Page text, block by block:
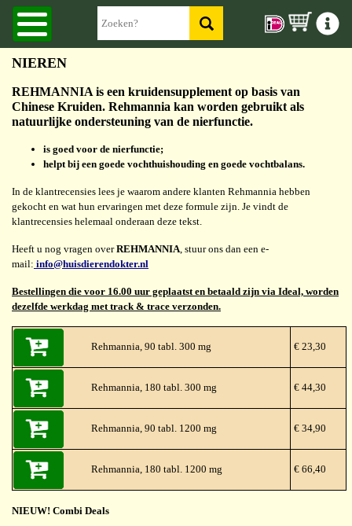
NIEREN
REHMANNIA is een kruidensupplement op basis van
Chinese Kruiden. Rehmannia kan worden gebruikt als
natuurlijke ondersteuning van de nierfunctie.
is goed voor de nierfunctie;
helpt bij een goede vochthuishouding en goede vochtbalans.
In de klantrecensies lees je waarom andere klanten Rehmannia hebben
gekocht en wat hun ervaringen met deze formule zijn. Je vindt de
klantrecensies helemaal onderaan deze tekst.
Heeft u nog vragen overREHMANNIA, stuur ons dan een e-
mail: info@huisdierendokter.nl
Bestellingen die voor 16.00 uur geplaatst en betaald zijn via Ideal, worden
dezelfde werkdag met track & trace verzonden.
Rehmannia, 90 tabl. 300 mg € 23,30
Rehmannia, 180 tabl. 300 mg € 44,30
Rehmannia, 90 tabl. 1200 mg € 34,90
Rehmannia, 180 tabl. 1200 mg € 66,40
NIEUW! Combi Deals